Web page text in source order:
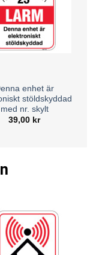
enhet är
stöldskyddad
med nr. skylt
39,00 kr